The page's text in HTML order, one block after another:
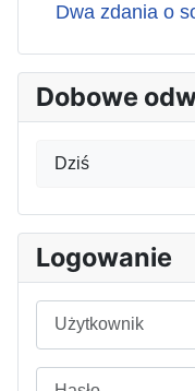
Dwa zdania o
Dobowe
Dziś
Logowanie